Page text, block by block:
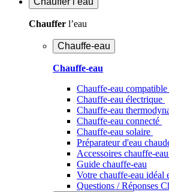
Chauffer l’eau
Chauffe-eau
Chauffe-eau
Chauffe-eau
Chauffe-eau électrique
Chauffe-eau
Chauffe-eau connecté
Chauffe-eau solaire
Préparateur d'eau
Accessoires chauffe-eau
Guide chauffe-eau
Votre chauffe-eau idéal
Questions / Réponses